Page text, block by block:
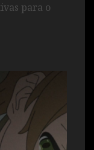
para o